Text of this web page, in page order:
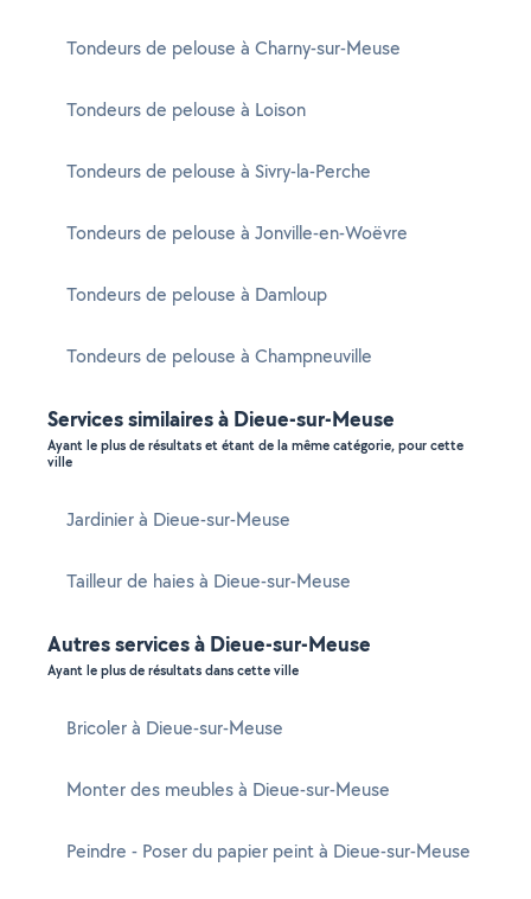
Tondeurs de pelouse à Charny-sur-Meuse
Tondeurs de pelouse à Loison
Tondeurs de pelouse à Sivry-la-Perche
Tondeurs de pelouse à Jonville-en-Woëvre
Tondeurs de pelouse à Damloup
Tondeurs de pelouse à Champneuville
Services similaires à Dieue-sur-Meuse
Ayant le plus de résultats et étant de la même catégorie, pour cette
ville
Jardinier à Dieue-sur-Meuse
Tailleur de haies à Dieue-sur-Meuse
Autres services à Dieue-sur-Meuse
Ayant le plus de résultats dans cette ville
Bricoler à Dieue-sur-Meuse
Monter des meubles à Dieue-sur-Meuse
Peindre - Poser du papier peint à Dieue-sur-Meuse